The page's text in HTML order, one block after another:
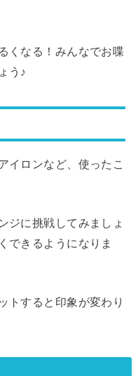
くなる！みんなでお喋
う♪
イロンなど、使ったこ
ジに挑戦してみましょ
できるようになりま
トすると印象が変わり